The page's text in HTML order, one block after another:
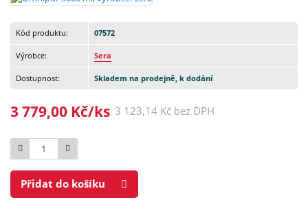
Kód produktu: 07572
Výrobce: Sera
Dostupnost: Skladem na prodejně, k dodání
3 779,00 Kč/ks 3 123,14 Kč bez DPH
Počet
Přidat do košíku